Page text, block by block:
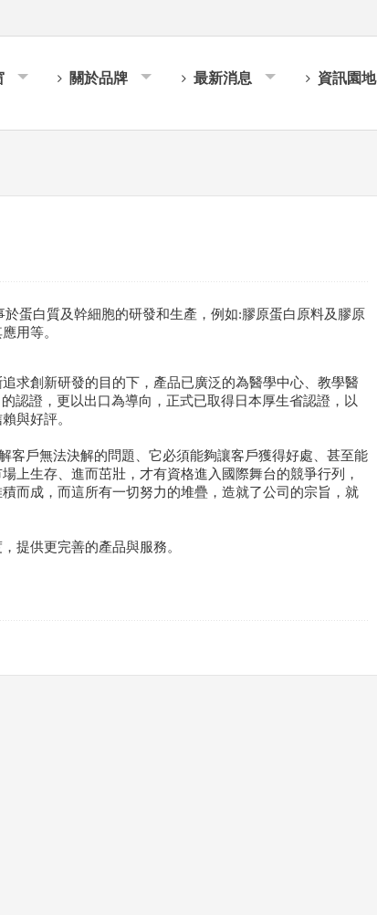
關於品牌 最新消息 資訊園地
蛋白質及幹細胞的研發和生產，例如:膠原蛋白原料及膠原
用等。
求創新研發的目的下，產品已廣泛的為醫學中心、教學醫
認證，更以出口為導向，正式已取得日本厚生省認證，以
與好評。
客戶無法決解的問題、它必須能夠讓客戶獲得好處、甚至能
上生存、進而茁壯，才有資格進入國際舞台的競爭行列，
而成，而這所有一切努力的堆疊，造就了公司的宗旨，就
提供更完善的產品與服務。